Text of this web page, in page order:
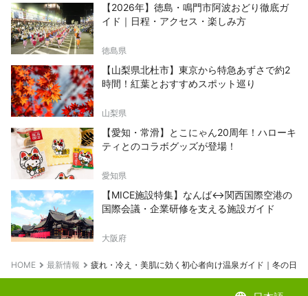
【2026年】徳島・鳴門市阿波おどり徹底ガ
イド｜日程・アクセス・楽しみ方
徳島県
【山梨県北杜市】東京から特急あずさで約2
時間！紅葉とおすすめスポット巡り
山梨県
【愛知・常滑】とこにゃん20周年！ハローキ
ティとのコラボグッズが登場！
愛知県
【MICE施設特集】なんば↔関西国際空港の
国際会議・企業研修を支える施設ガイド
大阪府
HOME 最新情報 疲れ・冷え・美肌に効く初心者向け温泉ガイド｜冬の日